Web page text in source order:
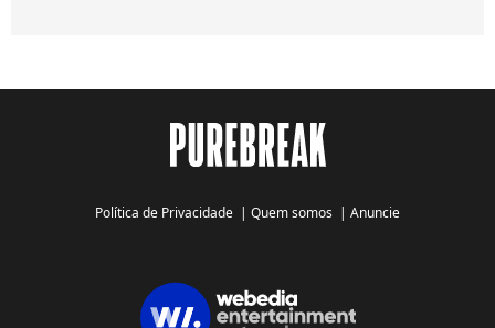
Política de Privacidade | Quem somos | Anuncie